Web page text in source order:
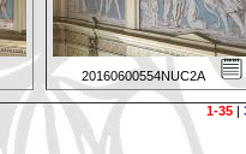
20160600554NUC2A
1-35|